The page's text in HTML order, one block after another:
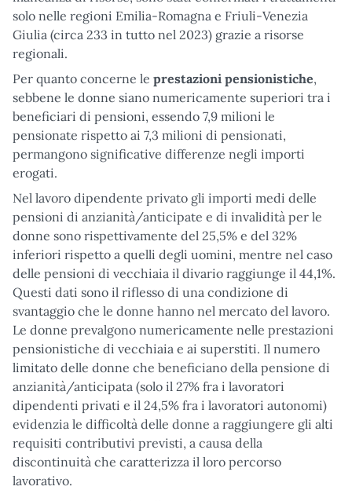
solo nelle regioni Emilia-Romagna e Friuli-Venezia
Giulia (circa 233 in tutto nel 2023) grazie a risorse
regionali.
Per quanto concerne le prestazioni pensionistiche,
sebbene le donne siano numericamente superiori tra i
beneficiari di pensioni, essendo 7,9 milioni le
pensionate rispetto ai 7,3 milioni di pensionati,
permangono significative differenze negli importi
erogati.
Nel lavoro dipendente privato gli importi medi delle
pensioni di anzianità/anticipate e di invalidità per le
donne sono rispettivamente del 25,5% e del 32%
inferiori rispetto a quelli degli uomini, mentre nel caso
delle pensioni di vecchiaia il divario raggiunge il 44,1%.
Questi dati sono il riflesso di una condizione di
svantaggio che le donne hanno nel mercato del lavoro.
Le donne prevalgono numericamente nelle prestazioni
pensionistiche di vecchiaia e ai superstiti. Il numero
limitato delle donne che beneficiano della pensione di
anzianità/anticipata (solo il 27% fra i lavoratori
dipendenti privati e il 24,5% fra i lavoratori autonomi)
evidenzia le difficoltà delle donne a raggiungere gli alti
requisiti contributivi previsti, a causa della
discontinuità che caratterizza il loro percorso
lavorativo.